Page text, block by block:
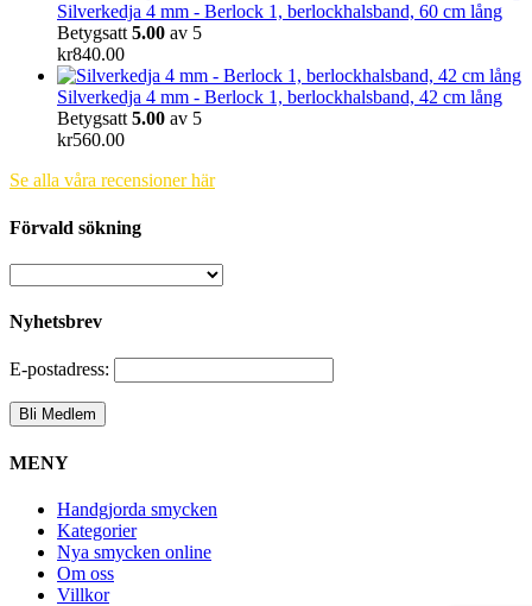
Silverkedja 4 mm - Berlock 1, berlockhalsband, 60 cm lång
Betygsatt 5.00 av 5
kr840.00
Silverkedja 4 mm - Berlock 1, berlockhalsband, 42 cm lång
Betygsatt 5.00 av 5
kr560.00
Se alla våra recensioner här
Förvald sökning
Nyhetsbrev
E-postadress:
MENY
Handgjorda smycken
Kategorier
Nya smycken online
Om oss
Villkor